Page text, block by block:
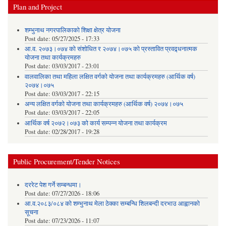
Plan and Project
शम्भुनाथ नगरपालिकाको शिक्षा क्षेत्र योजना
Post date: 05/27/2025 - 17:33
आ.व. २०७३।०७४ को संशोधित र २०७४।०७५ को प्रस्तावित प्रवद्र्धनात्मक
योजना तथा कार्यक्रमहरु
Post date: 03/03/2017 - 23:01
वालवालिका तथा महिला लक्षित वर्गको योजना तथा कार्यक्रमहरु (आर्थिक वर्ष)
२०७४।०७५
Post date: 03/03/2017 - 22:15
अन्य लक्षित वर्गको योजना तथा कार्यक्रमहरु (आर्थिक वर्ष) २०७४।०७५
Post date: 03/03/2017 - 22:05
आर्थिक वर्ष २०७२।०७३ को कार्य सम्पन्न योजना तथा कार्यक्रम
Post date: 02/28/2017 - 19:28
Public Procurement/Tender Notices
दररेट पेश गर्ने सम्बन्धमा।
Post date: 07/27/2026 - 18:06
आ.व.२०८३/०८४ को शम्भुनाथ मेला ठेक्का सम्बन्धि शिलबन्दी दरभाउ आह्वानको
सूचना
Post date: 07/23/2026 - 11:07